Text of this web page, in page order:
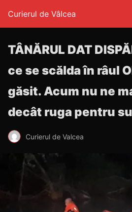
Curierul de Vâlcea
TÂNĂRUL DAT
ce se scălda în râul
găsit. Acum nu ne
decât ruga pentru
Curierul de Valcea